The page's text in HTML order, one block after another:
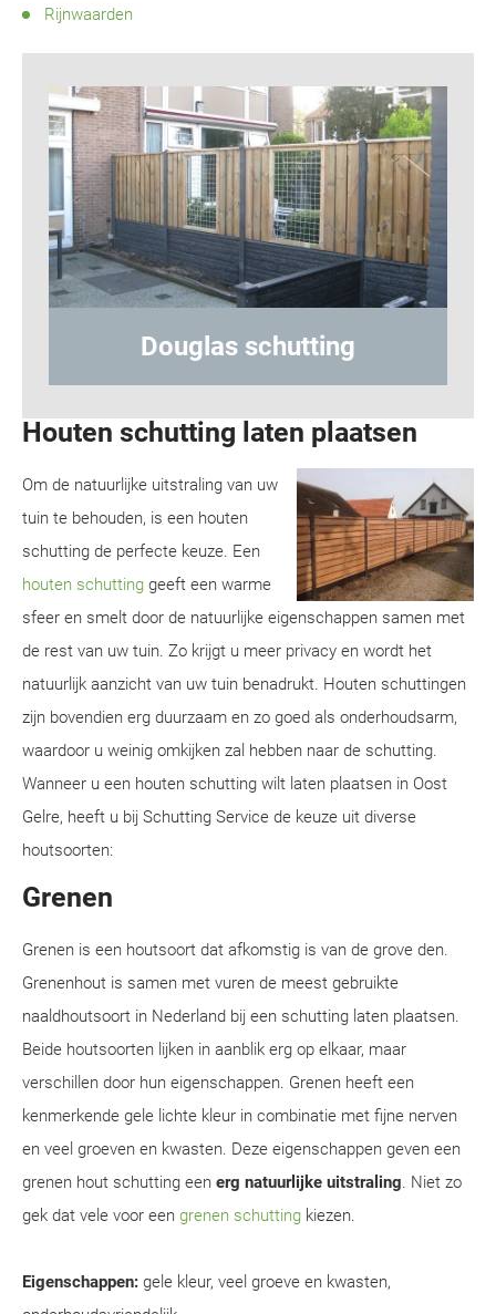
Rijnwaarden
Hout-
Houten schutting laten plaatsen
Om de natuurlijke uitstraling van uw
tuin te behouden, is een houten
schutting de perfecte keuze. Een
houten schutting geeft een warme
sfeer en smelt door de natuurlijke eigenschappen samen met
de rest van uw tuin. Zo krijgt u meer privacy en wordt het
natuurlijk aanzicht van uw tuin benadrukt. Houten schuttingen
zijn bovendien erg duurzaam en zo goed als onderhoudsarm,
waardoor u weinig omkijken zal hebben naar de schutting.
Wanneer u een houten schutting wilt laten plaatsen in Oost
Gelre, heeft u bij Schutting Service de keuze uit diverse
houtsoorten:
Grenen
Grenen is een houtsoort dat afkomstig is van de grove den.
Grenenhout is samen met vuren de meest gebruikte
naaldhoutsoort in Nederland bij een schutting laten plaatsen.
Beide houtsoorten lijken in aanblik erg op elkaar, maar
verschillen door hun eigenschappen. Grenen heeft een
kenmerkende gele lichte kleur in combinatie met fijne nerven
en veel groeven en kwasten. Deze eigenschappen geven een
grenen hout schutting een erg natuurlijke uitstraling. Niet zo
gek dat vele voor een grenen schutting kiezen.
Eigenschappen: gele kleur, veel groeve en kwasten,